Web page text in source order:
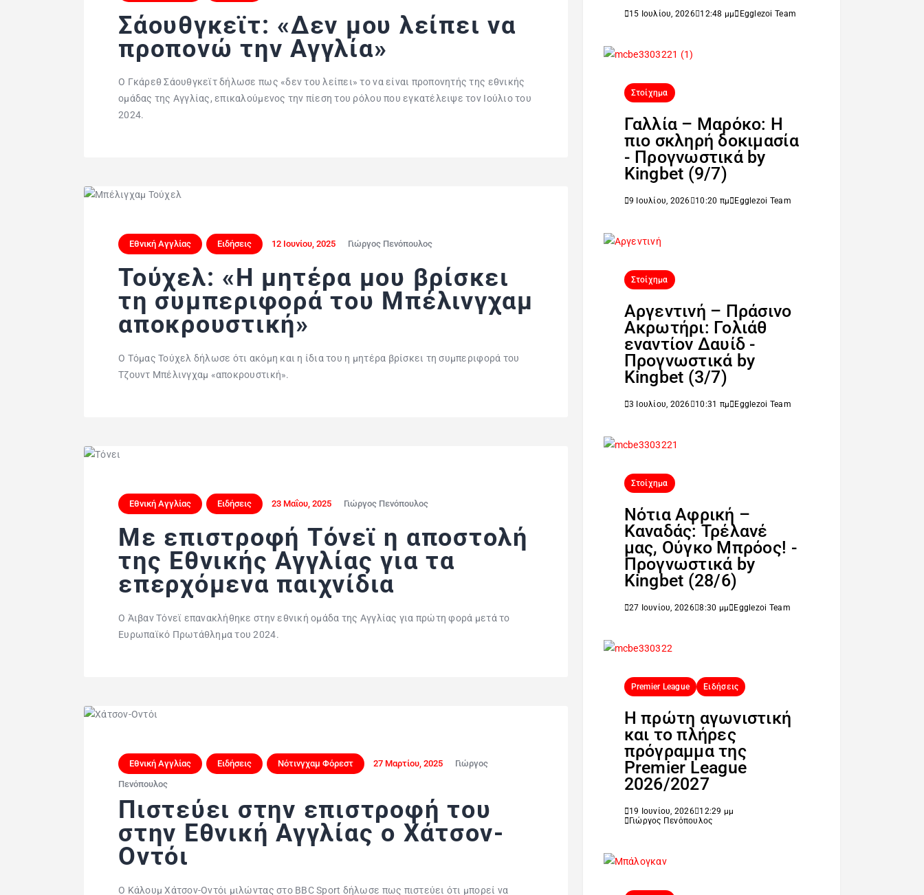
Σάουθγκεϊτ: «Δεν μου λείπει να
προπονώ την Αγγλία»
Ο Γκάρεθ Σάουθγκεϊτ δήλωσε πως «δεν του λείπει» το να είναι προπονητής της εθνικής
ομάδας της Αγγλίας, επικαλούμενος την πίεση του ρόλου που εγκατέλειψε τον Ιούλιο του
2024.
Εθνική Αγγλίας Ειδήσεις 12 Ιουνίου, 2025 Γιώργος Πενόπουλος
Τούχελ: «Η μητέρα μου βρίσκει
τη συμπεριφορά του Μπέλινγχαμ
αποκρουστική»
Ο Τόμας Τούχελ δήλωσε ότι ακόμη και η ίδια του η μητέρα βρίσκει τη συμπεριφορά του
Τζουντ Μπέλινγχαμ «αποκρουστική».
Εθνική Αγγλίας Ειδήσεις 23 Μαΐου, 2025 Γιώργος Πενόπουλος
Mε επιστροφή Τόνεϊ η αποστολή
της Εθνικής Αγγλίας για τα
επερχόμενα παιχνίδια
Ο Άιβαν Τόνεϊ επανακλήθηκε στην εθνική ομάδα της Αγγλίας για πρώτη φορά μετά το
Ευρωπαϊκό Πρωτάθλημα του 2024.
Εθνική Αγγλίας Ειδήσεις Νότινγχαμ Φόρεστ 27 Μαρτίου, 2025
Γιώργος
Πενόπουλος
Πιστεύει στην επιστροφή του
στην Εθνική Αγγλίας ο Χάτσον-
Οντόι
Ο Κάλουμ Χάτσον-Οντόι μιλώντας στο BBC Sport δήλωσε πως πιστεύει ότι μπορεί να
15 Ιουλίου, 2026 12:48 μμ Egglezoi Team
Στοίχημα
Γαλλία – Μαρόκο: Η
πιο σκληρή δοκιμασία
- Προγνωστικά by
Kingbet (9/7)
9 Ιουλίου, 2026 10:20 πμ Egglezoi Team
Στοίχημα
Αργεντινή – Πράσινο
Ακρωτήρι: Γολιάθ
εναντίον Δαυίδ -
Προγνωστικά by
Kingbet (3/7)
3 Ιουλίου, 2026 10:31 πμ Egglezoi Team
Στοίχημα
Νότια Αφρική –
Καναδάς: Τρέλανέ
μας, Ούγκο Μπρόος! -
Προγνωστικά by
Kingbet (28/6)
27 Ιουνίου, 2026 8:30 μμ Egglezoi Team
Premier League Ειδήσεις
H πρώτη αγωνιστική
και το πλήρες
πρόγραμμα της
Premier League
2026/2027
19 Ιουνίου, 2026 12:29 μμ
Γιώργος Πενόπουλος